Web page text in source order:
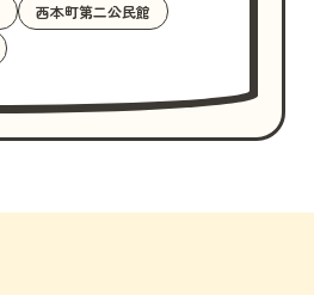
西本町第二公民館